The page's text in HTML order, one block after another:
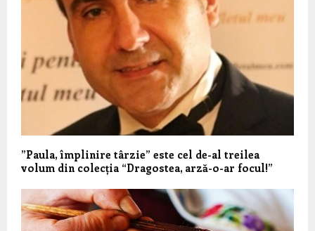
”Paula, împlinire târzie” este cel de-al treilea
volum din colecția “Dragostea, arză-o-ar focul!”